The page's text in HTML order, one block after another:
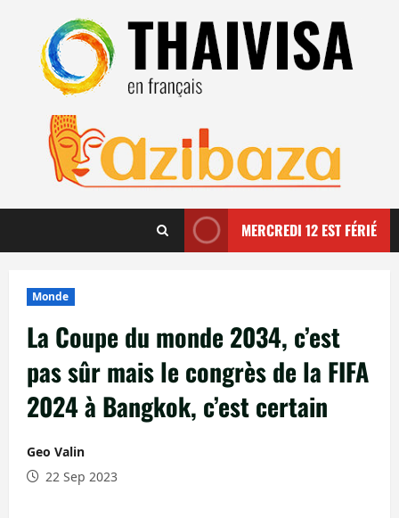
contenu
MERCREDI 12 EST FÉRIÉ
Monde
La Coupe du monde 2034, c’est
pas sûr mais le congrès de la FIFA
2024 à Bangkok, c’est certain
Geo Valin
22 Sep 2023